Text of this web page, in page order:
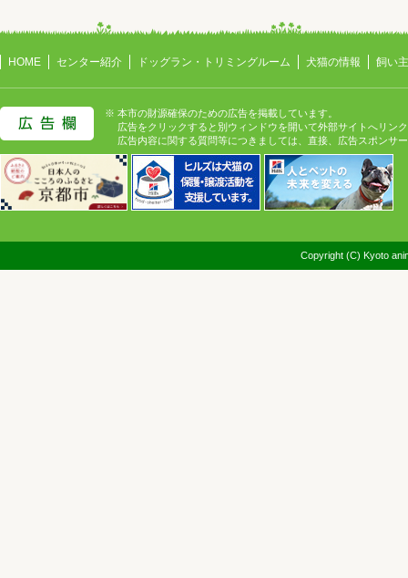
HOME センター紹介 ドッグラン・トリミングルーム 犬猫の情報 飼い
※ 本市の財源確保のための広告を掲載しています。
広告をクリックすると別ウィンドウを開いて外部サイトへリン
広告内容に関する質問等につきましては、直接、広告スポンサ
Copyright (C) Kyoto